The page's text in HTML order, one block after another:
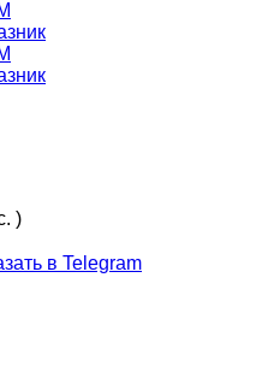
)
в Telegram